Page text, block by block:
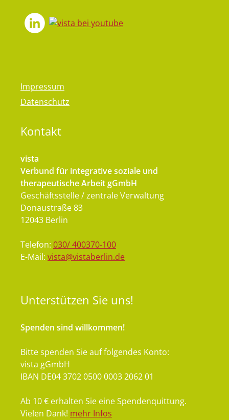
Impressum
Datenschutz
Kontakt
vista
Verbund für integrative soziale und
therapeutische Arbeit gGmbH
Geschäftsstelle / zentrale Verwaltung
Donaustraße 83
12043 Berlin
Telefon: 030/ 400370-100
E-Mail: vista@vistaberlin.de
Unterstützen Sie uns!
Spenden sind willkommen!
Bitte spenden Sie auf folgendes Konto:
vista gGmbH
IBAN DE04 3702 0500 0003 2062 01
Ab 10 € erhalten Sie eine Spendenquittung.
Vielen Dank! mehr Infos